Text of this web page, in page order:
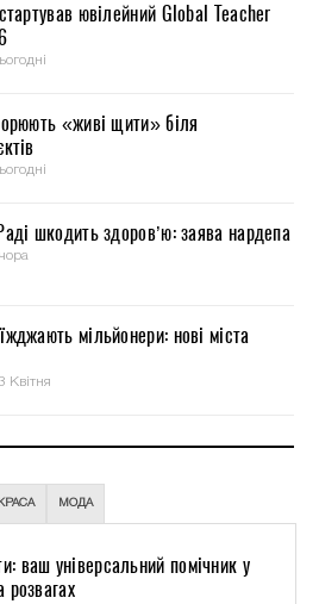
ювілейний Global Teacher
«живі щити» біля
шкодить здоров’ю: заява нардепа
мільйонери: нові міста
Квітня
КРАСА МОДА
ваш універсальний помічник у
розвагах